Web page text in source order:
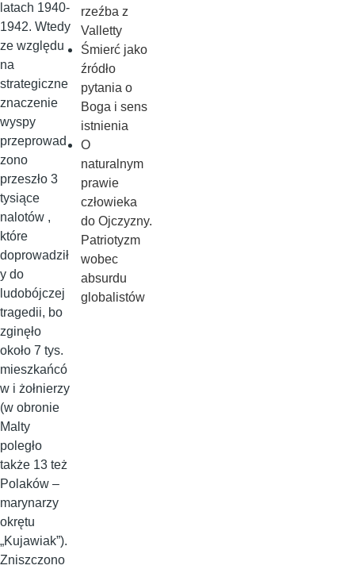
latach 1940-
1942. Wtedy
ze względu
na
strategiczne
znaczenie
wyspy
przeprowad
zono
przeszło 3
tysiące
nalotów ,
które
doprowadził
y do
ludobójczej
tragedii, bo
zginęło
około 7 tys.
mieszkańcó
w i żołnierzy
(w obronie
Malty
poległo
także 13 też
Polaków –
marynarzy
okrętu
„Kujawiak”).
Zniszczono
rzeźba z
Valletty
Śmierć jako
źródło
pytania o
Boga i sens
istnienia
O
naturalnym
prawie
człowieka
do Ojczyzny.
Patriotyzm
wobec
absurdu
globalistów